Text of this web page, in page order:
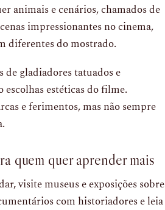
animais e cenários, chamados de
impressionantes no cinema,
diferentes do mostrado.
gladiadores tatuados e
escolhas estéticas do filme.
e ferimentos, mas não sempre
quem quer aprender mais
visite museus e exposições sobre
com historiadores e leia